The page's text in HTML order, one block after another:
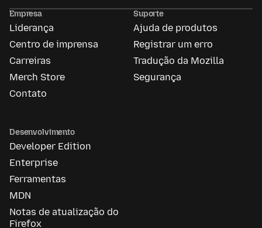
Empresa
Liderança
Centro de imprensa
Carreiras
Merch Store
Contato
Suporte
Ajuda de produtos
Registrar um erro
Tradução da Mozilla
Segurança
Desenvolvimento
Developer Edition
Enterprise
Ferramentas
MDN
Notas de atualização do
Firefox